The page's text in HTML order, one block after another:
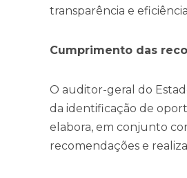
transparência e
Cumprimento das
O auditor-geral do
da identificação de
elabora, em conjunto
recomendações e